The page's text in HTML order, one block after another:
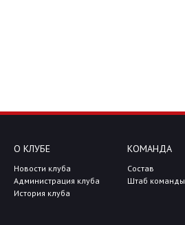
О КЛУБЕ
Новости клуба
Администрация клуба
История клуба
КОМАНДА
Состав
Штаб команды